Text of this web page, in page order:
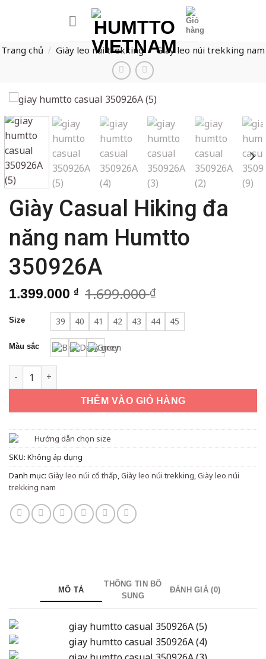
dung
Trang chủ / Giày leo núi trekking / Giày leo núi trekking nam
Giày Casual Hiking đa
năng nam Humtto
350926A
1.699.000₫
Giá
là:
1.699.000 ₫.
1.399.000 ₫
Giá
tại
1.399.000 ₫.
Size 39 40 41 42 43 44 45
Màu sắc
THÊM VÀO GIỎ HÀNG
Hướng dẫn chọn size
SKU: Không áp dụng
Danh mục: Giày leo núi cổ thấp,Giày leo núi trekking,Giày leo núi
trekking nam
MÔ TẢ
THÔNG TIN BỔ
SUNG
ĐÁNH GIÁ (0)